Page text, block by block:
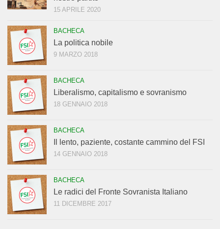
15 APRILE 2020
BACHECA
La politica nobile
9 MARZO 2018
BACHECA
Liberalismo, capitalismo e sovranismo
18 GENNAIO 2018
BACHECA
Il lento, paziente, costante cammino del FSI
14 GENNAIO 2018
BACHECA
Le radici del Fronte Sovranista Italiano
11 DICEMBRE 2017